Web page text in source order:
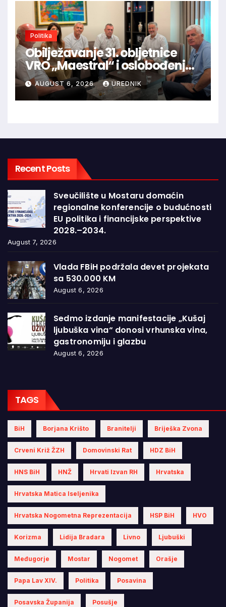
Politika
Obilježavanje 31. obljetnice
VRO „Maestral“ i oslobođenja
Jajca uz pokroviteljstvo HNS-a
BiHAUGUST 6, 2026 UREDNIK
Recent Posts
Sveučilište u Mostaru domaćin
regionalne konferencije o budućnosti
EU politika i financijske perspektive
2028.–2034.
August 7, 2026
Vlada FBiH podržala devet projekata
sa 530.000 KM
August 6, 2026
Sedmo izdanje manifestacije „Kušaj
ljubuška vina“ donosi vrhunska vina,
gastronomiju i glazbu
August 6, 2026
TAGS
BiH Borjana Krišto Branitelji Briješka Zvona
Crveni Križ ŽZH Domovinski Rat HDZ BiH
HNS BiH HNŽ Hrvati Izvan RH Hrvatska
Hrvatska Matica Iseljenika
Hrvatska Nogometna Reprezentacija HSP BiH HVO
Korizma Lidija Bradara Livno Ljubuški
Međugorje Mostar Nogomet Orašje
Papa Lav XIV. Politika Posavina
Posavska Županija Posušje